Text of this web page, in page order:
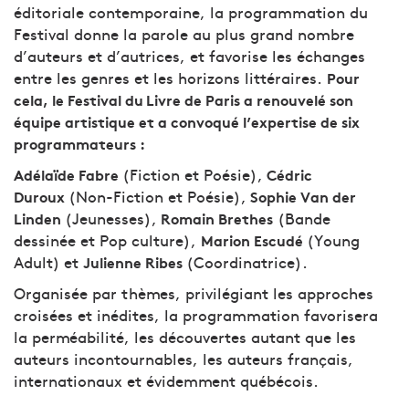
éditoriale contemporaine, la programmation du
Festival donne la parole au plus grand nombre
d’auteurs et d’autrices, et favorise les échanges
entre les genres et les horizons littéraires. Pour
cela, le Festival du Livre de Paris a renouvelé son
équipe artistique et a convoqué l’expertise de six
programmateurs :
Adélaïde Fabre (Fiction et Poésie), Cédric
Duroux (Non-Fiction et Poésie), Sophie Van der
Linden (Jeunesses), Romain Brethes (Bande
dessinée et Pop culture), Marion Escudé (Young
Adult) et Julienne Ribes (Coordinatrice).
Organisée par thèmes, privilégiant les approches
croisées et inédites, la programmation favorisera
la perméabilité, les découvertes autant que les
auteurs incontournables, les auteurs français,
internationaux et évidemment québécois.